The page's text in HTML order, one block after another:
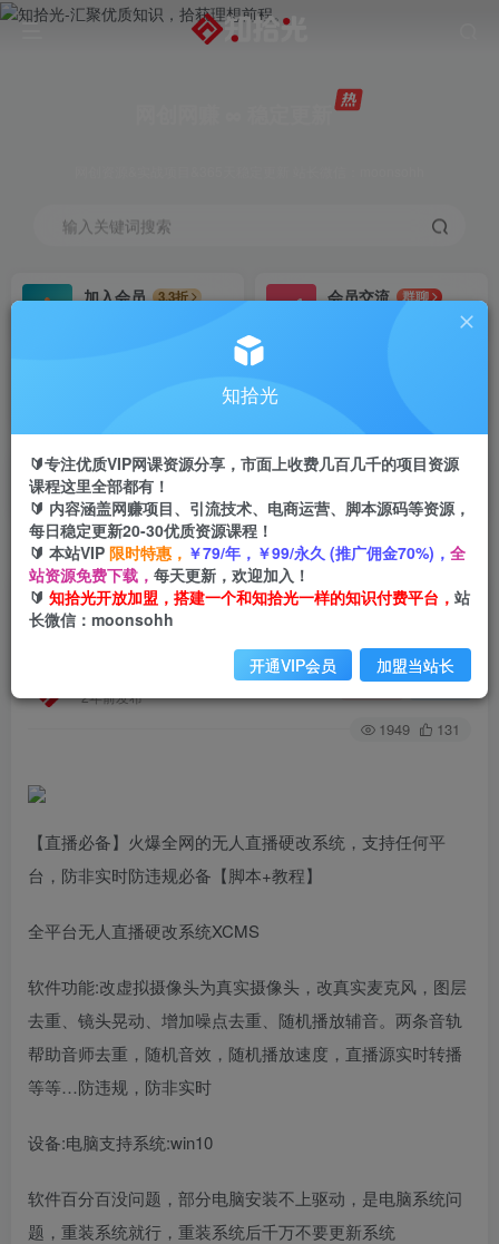
输入关键词搜索
加入会员
3.3折
会员交流
群聊
首页 创业课程 会员专属 正文
（7397期）【直播必备】火爆全网的无人直播硬
改系统 支持任何平台 防非实时防违规必备
2年前发布
关注 私信
1949 131
【直播必备】火爆全网的无人直播硬改系统，支持任何平
台，防非实时防违规必备【脚本+教程】
全平台无人直播硬改系统XCMS
软件功能:改虚拟摄像头为真实摄像头，改真实麦克风，图层
去重、镜头晃动、增加噪点去重、随机播放辅音。两条音轨
帮助音师去重，随机音效，随机播放速度，直播源实时转播
等等…防违规，防非实时
设备:电脑支持系统:win10
软件百分百没问题，部分电脑安装不上驱动，是电脑系统问
题，重装系统就行，重装系统后千万不要更新系统
知拾光
🔰专注优质VIP网课资源分享，市面上收费几百几千的项目资源
课程这里全部都有！
🔰 内容涵盖网赚项目、引流技术、电商运营、脚本源码等资源，
每日稳定更新20-30优质资源课程！
🔰 本站VIP 限时特惠， ￥79/年，￥99/永久 (推广佣金70%)， 全
站资源免费下载， 每天更新，欢迎加入！
🔰 知拾光开放加盟，搭建一个和知拾光一样的知识付费平台， 站
长微信：moonsohh
开通VIP会员 加盟当站长